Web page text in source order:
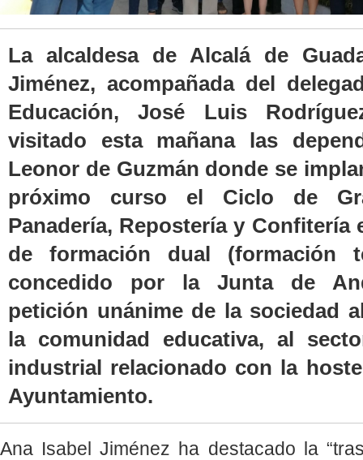
La alcaldesa de Alcalá de
Jiménez, acompañada del
Educación, José Luis
visitado esta mañana las
Leonor de Guzmán donde se
próximo curso el Ciclo de
Panadería, Repostería y Confitería
de formación dual (formación
concedido por la Junta de
petición unánime de la sociedad
la comunidad educativa, al
industrial relacionado con la
Ayuntamiento.
Ana Isabel Jiménez ha destacado la